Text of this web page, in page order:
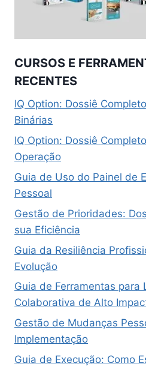
CURSOS E
RECENTES
IQ Option: Dossiê
Binárias
IQ Option: Dossiê
Operação
Guia de Uso do Painel de
Pessoal
Gestão de Prioridades:
sua Eficiência
Guia da Resiliência
Evolução
Guia de Ferramentas para
Colaborativa de Alto
Gestão de Mudanças
Implementação
Guia de Execução: Como